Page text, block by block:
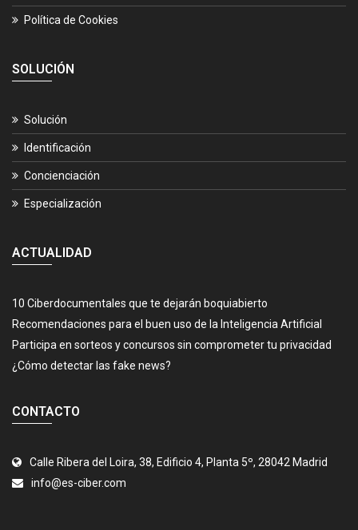
Política de Cookies
SOLUCIÓN
Solución
Identificación
Concienciación
Especialización
ACTUALIDAD
10 Ciberdocumentales que te dejarán boquiabierto
Recomendaciones para el buen uso de la Inteligencia Artificial
Participa en sorteos y concursos sin comprometer tu privacidad
¿Cómo detectar las fake news?
CONTACTO
Calle Ribera del Loira, 38, Edificio 4, Planta 5º, 28042 Madrid
info@es-ciber.com